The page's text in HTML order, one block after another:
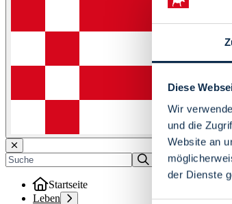
Diese
Wir
und die
Website an
der Dienste
Startseite
Leben